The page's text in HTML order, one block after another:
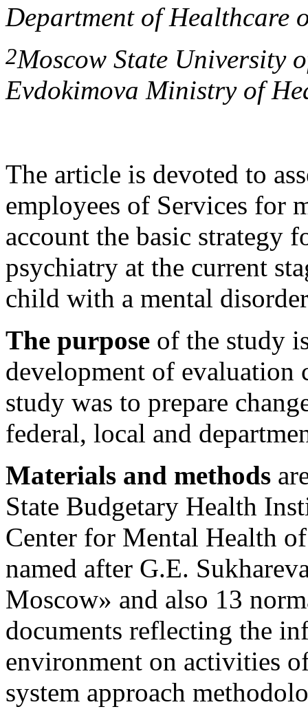
Department of Healthcare
2Moscow State University
Evdokimova Ministry of
The article is devoted to
employees of Services for
account the basic strategy
psychiatry at the current
child with a mental
The purpose of the study
development of
study was to prepare
federal, local and
Materials and methods
State Budgetary Health
Center for Mental Health
named after G.E.
Moscow» and also 13
documents reflecting the
environment on activities
system approach